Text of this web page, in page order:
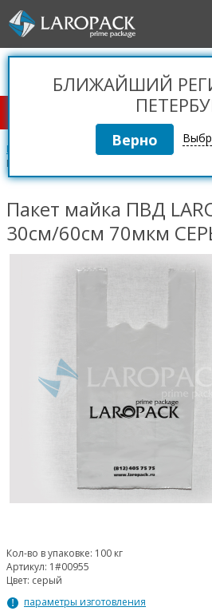
Санкт-Петербург
+7 (812) 309 36 06
КАТАЛОГ ТОВАРОВ
БЛИЖАЙШИЙ
Пакеты и мешки
Пакеты с ручками
Пакет майка ПВД LAROPACK 30см/60см
Пакет майка ПВД
30см/60см 70мкм
Кол-во в упаковке: 100 кг
Артикул: 1#00955
Цвет: серый
параметры изготовления